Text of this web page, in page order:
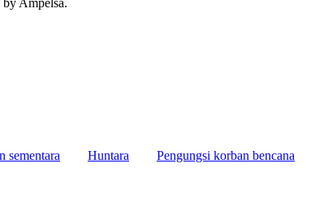
sementara Huntara Pengungsi korban bencana